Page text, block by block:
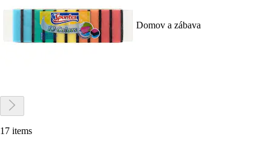
Domov a zábava
17 items